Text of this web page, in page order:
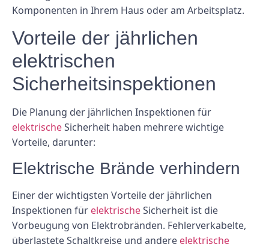
Komponenten in Ihrem Haus oder am Arbeitsplatz.
Vorteile der jährlichen
elektrischen
Sicherheitsinspektionen
Die Planung der jährlichen Inspektionen für
elektrischeSicherheit haben mehrere wichtige
Vorteile, darunter:
Elektrische Brände verhindern
Einer der wichtigsten Vorteile der jährlichen
Inspektionen für elektrischeSicherheit ist die
Vorbeugung von Elektrobränden. Fehlerverkabelte,
überlastete Schaltkreise und andere elektrische